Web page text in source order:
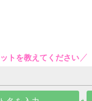
トを教えてください